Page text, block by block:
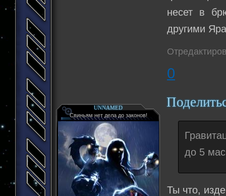
несет в
другими
0
UNNAMED
Свиньям нет дела до законов!
до 5
Ты что,